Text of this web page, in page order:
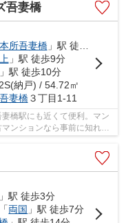
吾妻橋
本所吾妻橋」駅 徒歩1分
」駅 徒歩9分
駅 徒歩10分
納戸) / 54.72㎡
妻橋３丁目1-11
橋駅にも近くて便利。マン
ンションなら事前に知れま
」駅 徒歩3分
「両国 」駅 徒歩7分